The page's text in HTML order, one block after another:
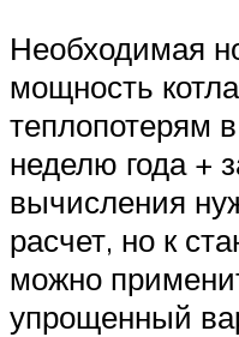
Необходимая
мощность
теплопотерям
неделю года +
вычисления
расчет, но к
можно
упрощенный